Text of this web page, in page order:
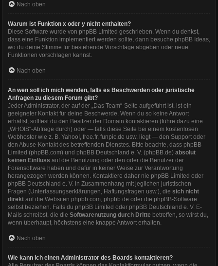
Nach oben
Warum ist Funktion x oder y nicht enthalten?
Diese Software wurde von phpBB Limited geschrieben. Wenn du denkst,
dass eine Funktion implementiert werden sollte, dann besuche phpBB Ideas,
wo du deine Stimme für bestehende Vorschläge abgeben oder neue
Funktionen vorschlagen kannst.
Nach oben
An wen soll ich mich wenden, falls es Beschwerden oder juristische
Anfragen zu diesem Forum gibt?
Jeder Administrator, der auf der „Das Team“-Seite aufgeführt ist, ist ein
geeigneter Kontakt für deine Beschwerde. Wenn du so keine Antwort
erhältst, solltest du den Besitzer der Domain kontaktieren (führe dazu eine
„WHOIS“-Abfrage durch) oder — falls diese Seite bei einem kostenlosen
Webhoster wie z. B. Yahoo!, free.fr, funpic.de usw. liegt — den Support oder
den Abuse-Kontakt des betreffenden Dienstes. Bitte beachte, dass phpBB
Limited (phpBB.com) und phpBB Deutschland e. V. (phpBB.de) absolut
keinen Einfluss auf die Benutzung oder den oder die Benutzer der
Forensoftware haben und dafür in keiner Weise zur Verantwortung
herangezogen werden können. Kontaktiere daher nie phpBB Limited oder
phpBB Deutschland e. V. in Zusammenhang mit jeglichen juristischen
Fragen (Unterlassungserklärungen, Haftungsfragen usw.), die sich nicht
direkt auf die Websiten phpbb.com, phpbb.de oder die phpBB-Software
selbst beziehen. Falls du phpBB Limited oder phpBB Deutschland e. V. E-
Mails schreibst, die die Softwarenutzung durch Dritte betreffen, so wirst du,
wenn überhaupt, höchstens eine knappe Antwort erhalten.
Nach oben
Wie kann ich einen Administrator des Boards kontaktieren?